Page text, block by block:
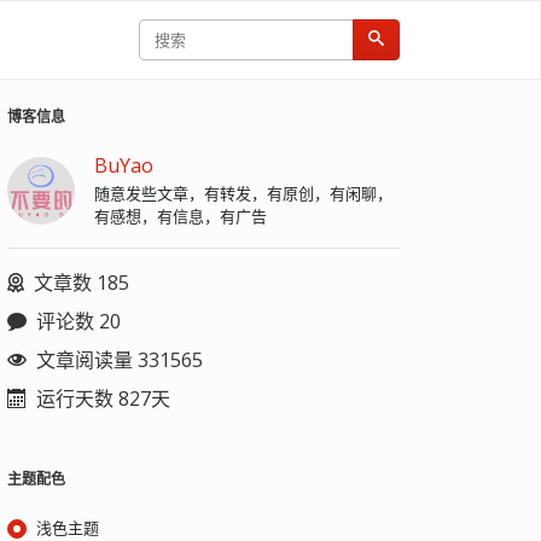
博客信息
BuYao
随意发些文章，有转发，有原创，有闲聊，
有感想，有信息，有广告
文章数 185
评论数 20
文章阅读量 331565
运行天数 827天
主题配色
浅色主题